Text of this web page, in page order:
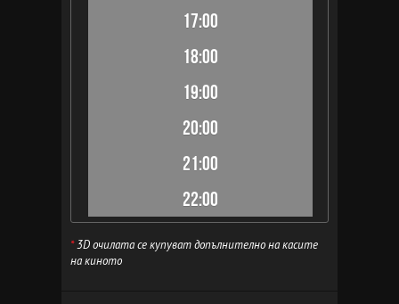
17:00
18:00
19:00
20:00
21:00
22:00
*3D очилата се купуват допълнително на касите
на киното